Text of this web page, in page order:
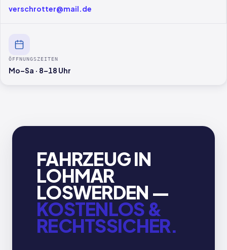
verschrotter@mail.de
ÖFFNUNGSZEITEN
Mo–Sa · 8–18 Uhr
FAHRZEUG IN
LOHMAR
LOSWERDEN —
KOSTENLOS &
RECHTSSICHER.